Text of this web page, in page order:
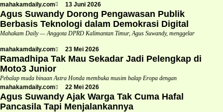
mahakamdaily.com 13 Juni 2026
Agus Suwandy Dorong Pengawasan Publik
Berbasis Teknologi dalam Demokrasi Digital
Mahakam Daily — Anggota DPRD Kalimantan Timur, Agus Suwandy, menggelar
mahakamdaily.com 23 Mei 2026
Ramadhipa Tak Mau Sekadar Jadi Pelengkap di
Moto3 Junior
Pebalap muda binaan Astra Honda membuka musim balap Eropa dengan
mahakamdaily.com
22 Mei 2026
Agus Suwandy Ajak Warga Tak Cuma Hafal
Pancasila Tapi Menjalankannya